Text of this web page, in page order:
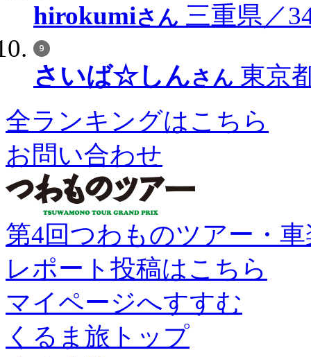
hirokumiさん 三重県／
さいば☆しんさん 東京
全ランキングはこちら
お問い合わせ
第4回つわものツアー・
レポート投稿はこちら
マイページへすすむ
くるま旅トップ